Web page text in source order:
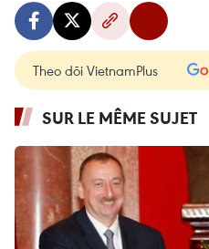
Theo dõi VietnamPlus
SUR LE MÊME SUJET